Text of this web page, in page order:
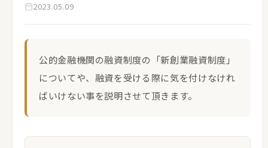
2023.05.09
公的金融機関の融資制度の「新創業融資制度」
についてや、融資を受ける際に気を付けなけれ
ばいけない事を説明させて頂きます。